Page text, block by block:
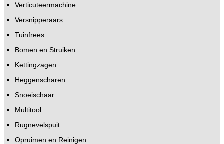
Verticuteermachine
Versnipperaars
Tuinfrees
Bomen en Struiken
Kettingzagen
Heggenscharen
Snoeischaar
Multitool
Rugnevelspuit
Opruimen en Reinigen